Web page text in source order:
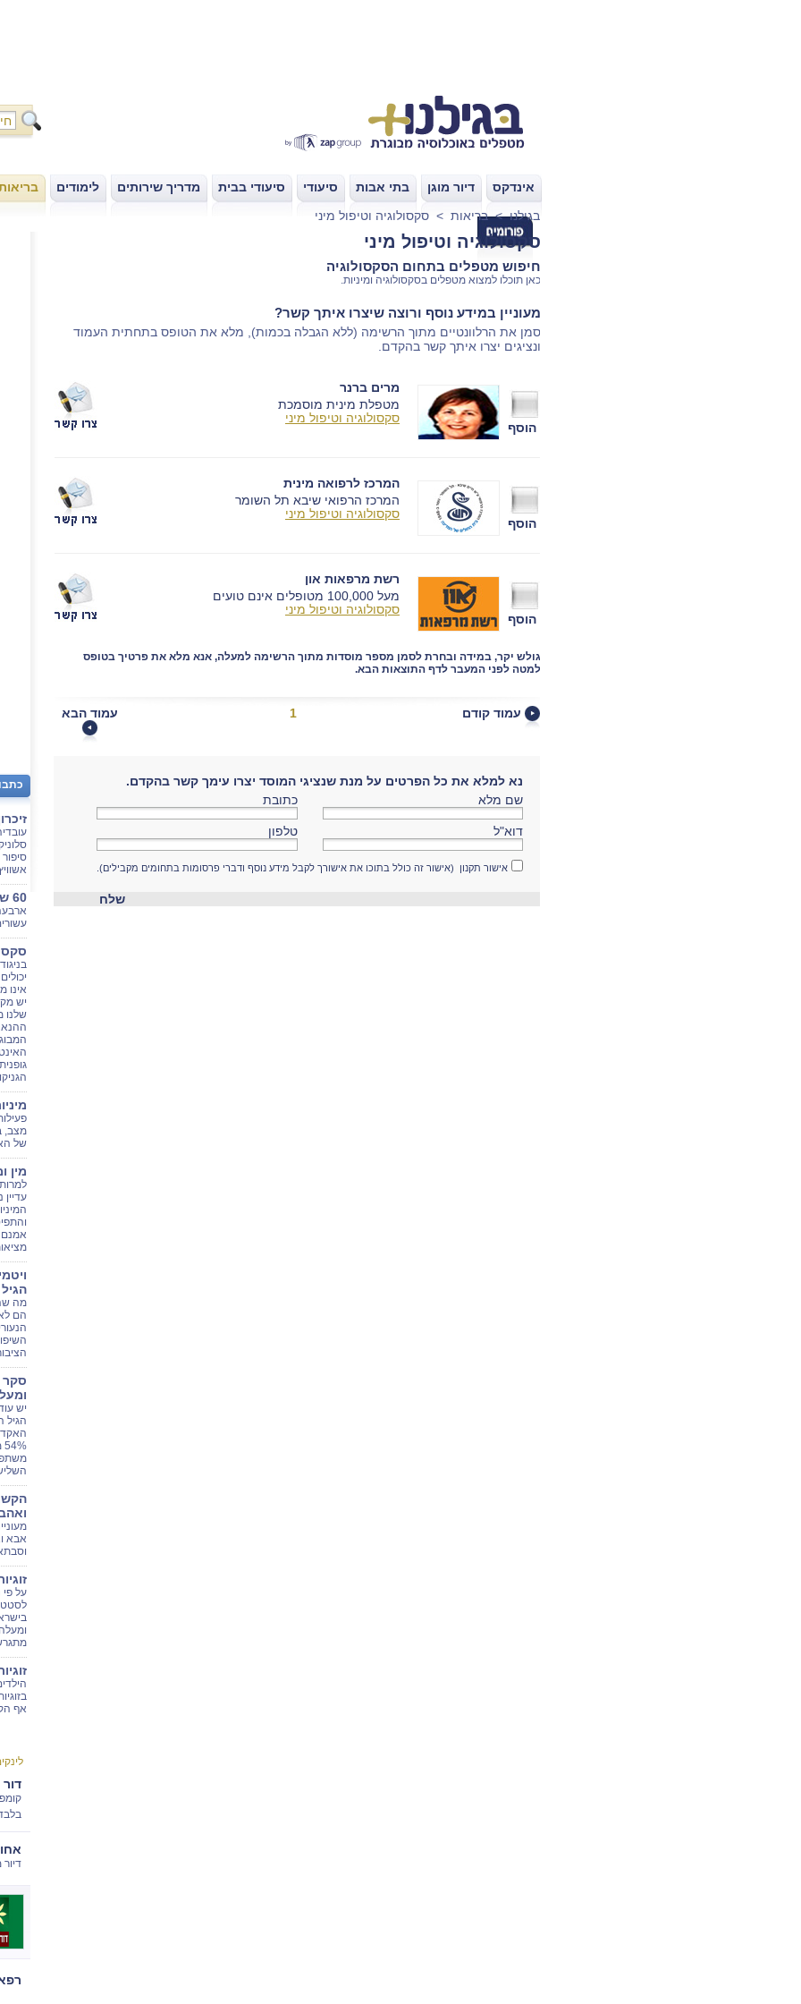
אינדקס דיור מוגן בתי אבות סיעודי סיעודי בבית מדריך שירותים לימודים
בגילנו>בריאות > סקסולוגיה וטיפול מיני
סקסולוגיה וטיפול מיני
חיפוש מטפלים בתחום הסקסולוגיה
כאן תוכלו למצוא מטפלים בסקסולוגיה ומיניות.
מעוניין במידע נוסף ורוצה שיצרו איתך קשר?
סמן את הרלוונטיים מתוך הרשימה (ללא הגבלה בכמות), מלא את הטופס בתחתית העמוד
ונציגים יצרו איתך קשר בהקדם.
הוסף
מרים ברנר
מטפלת מינית מוסמכת
סקסולוגיה וטיפול מיני
הוסף
המרכז לרפואה מינית
המרכז הרפואי שיבא תל השומר
סקסולוגיה וטיפול מיני
הוסף
רשת מרפאות און
מעל 100,000 מטופלים אינם טועים
סקסולוגיה וטיפול מיני
גולש יקר, במידה ובחרת לסמן מספר מוסדות מתוך הרשימה למעלה, אנא מלא את פרטיך בטופס
למטה לפני המעבר לדף התוצאות הבא.
עמוד קודם 1 עמוד הבא
נא למלא את כל הפרטים על מנת שנציגי המוסד יצרו עימך קשר בהקדם.
שם מלא
כתובת
דוא"ל טלפון
אישור תקנון (אישור זה כולל בתוכו את אישורך לקבל מידע נוסף ודברי פרסומות בתחומים מקבילים).
שלח 60 שנות אהבה
סקס
אינו
יש
שלנו
מצב,
של
מין
אמנם
הגיל
מה
הם
יש
הגיל
השלישי (65
אבא
על
אף
דור
דיור